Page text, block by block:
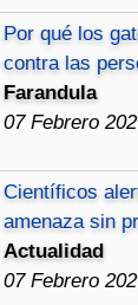
Por qué los
contra las
Farandula
07 Febrero
Científicos
amenaza sin
Actualidad
07 Febrero